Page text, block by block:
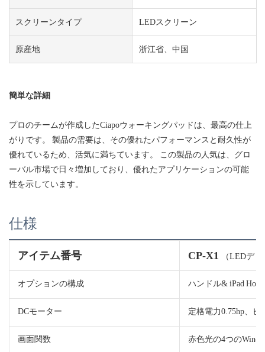
スクリーンタイプ LEDスクリーン
原産地 浙江省、中国
簡単な詳細
プロのチームが作成したCiapoウォーキングパッドは、最高の仕上
がりです。 製品の需要は、その優れたパフォーマンスと耐久性が
優れているため、活気に満ちています。 この製品の人気は、グロ
ーバル市場で日々増加しており、優れたアプリケーションの可能
性を示しています。
仕様
アイテム番号 CP-X1 （LEDデ
オプションの構成 ハンドル& iPad
DCモーター 定格電力0.75hp、ピ
画面関数 赤色光の4つの